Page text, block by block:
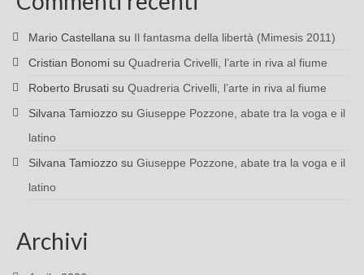
Mario Castellana su Il fantasma della libertà (Mimesis 2011)
Cristian Bonomi su Quadreria Crivelli, l’arte in riva al fiume
Roberto Brusati su Quadreria Crivelli, l’arte in riva al fiume
Silvana Tamiozzo su Giuseppe Pozzone, abate tra la voga e il
latino
Silvana Tamiozzo su Giuseppe Pozzone, abate tra la voga e il
latino
Archivi